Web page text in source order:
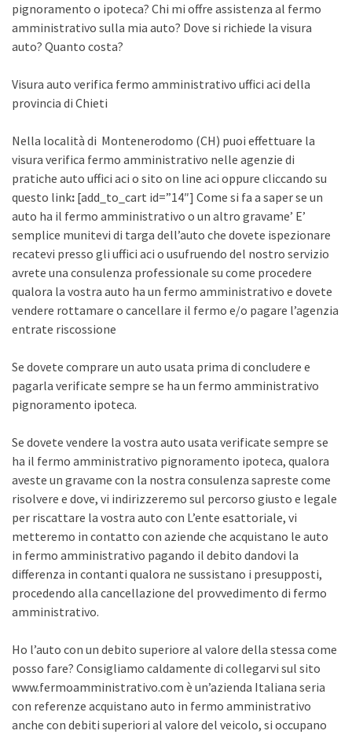
pignoramento o ipoteca? Chi mi offre assistenza al fermo
amministrativo sulla mia auto? Dove si richiede la visura
auto? Quanto costa?
Visura auto verifica fermo amministrativo uffici aci della
provincia di Chieti
Nella località di Montenerodomo (CH) puoi effettuare la
visura verifica fermo amministrativo nelle agenzie di
pratiche auto uffici aci o sito on line aci oppure cliccando su
questo link: [add_to_cart id=”14″] Come si fa a saper se un
auto ha il fermo amministrativo o un altro gravame’ E’
semplice munitevi di targa dell’auto che dovete ispezionare
recatevi presso gli uffici aci o usufruendo del nostro servizio
avrete una consulenza professionale su come procedere
qualora la vostra auto ha un fermo amministrativo e dovete
vendere rottamare o cancellare il fermo e/o pagare l’agenzia
entrate riscossione
Se dovete comprare un auto usata prima di concludere e
pagarla verificate sempre se ha un fermo amministrativo
pignoramento ipoteca.
Se dovete vendere la vostra auto usata verificate sempre se
ha il fermo amministrativo pignoramento ipoteca, qualora
aveste un gravame con la nostra consulenza sapreste come
risolvere e dove, vi indirizzeremo sul percorso giusto e legale
per riscattare la vostra auto con L’ente esattoriale, vi
metteremo in contatto con aziende che acquistano le auto
in fermo amministrativo pagando il debito dandovi la
differenza in contanti qualora ne sussistano i presupposti,
procedendo alla cancellazione del provvedimento di fermo
amministrativo.
Ho l’auto con un debito superiore al valore della stessa come
posso fare? Consigliamo caldamente di collegarvi sul sito
www.fermoamministrativo.com è un’azienda Italiana seria
con referenze acquistano auto in fermo amministrativo
anche con debiti superiori al valore del veicolo, si occupano